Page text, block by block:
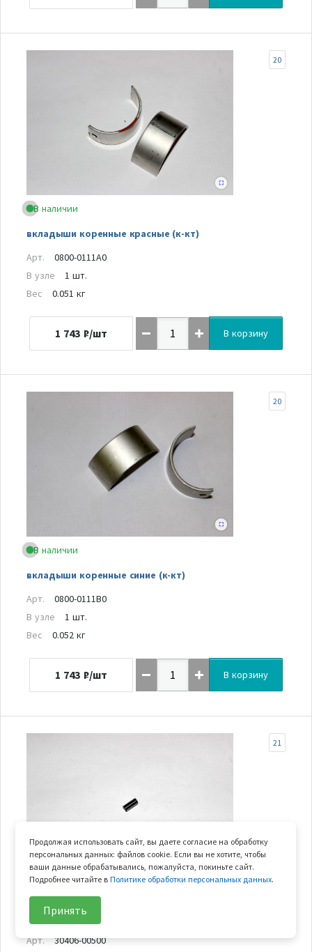
В наличии
вкладыши коренные красные (к-кт)
20
Арт.
0800-0111A0
В узле
1 шт.
Вес
0.051 кг
1 743 ₽/шт В корзину
В наличии
вкладыши коренные синие (к-кт)
20
Арт.
0800-0111B0
В узле
1 шт.
Вес
0.052 кг
1 743 ₽/шт В корзину
направляющая 2х11,8
21
Арт.
30406-00500
Продолжая использовать сайт, вы даете согласие на обработку
персональных данных: файлов cookie. Если вы не хотите, чтобы
ваши данные обрабатывались, пожалуйста, покиньте сайт.
Подробнее читайте вПолитике обработки персональных данных.
Принять